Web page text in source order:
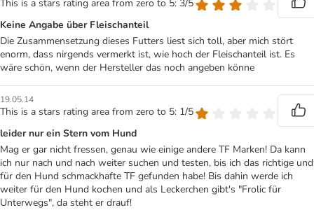
This is a stars rating area from zero to 5: 3/5
Keine Angabe über Fleischanteil
Die Zusammensetzung dieses Futters liest sich toll, aber mich stört
enorm, dass nirgends vermerkt ist, wie hoch der Fleischanteil ist. Es
wäre schön, wenn der Hersteller das noch angeben könne
19.05.14
This is a stars rating area from zero to 5: 1/5
leider nur ein Stern vom Hund
Mag er gar nicht fressen, genau wie einige andere TF Marken! Da kann
ich nur nach und nach weiter suchen und testen, bis ich das richtige und
für den Hund schmackhafte TF gefunden habe! Bis dahin werde ich
weiter für den Hund kochen und als Leckerchen gibt's "Frolic für
Unterwegs", da steht er drauf!